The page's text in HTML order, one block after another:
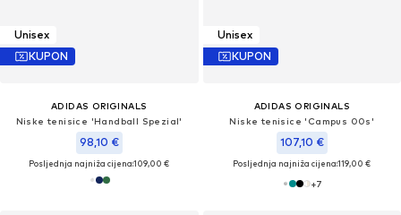
Unisex
KUPON
ADIDAS ORIGINALS
Niske tenisice 'Handball Spezial'
98,10 €
Posljednja najniža cijena:109,00 €
Unisex
KUPON
ADIDAS ORIGINALS
Niske tenisice 'Campus 00s'
107,10 €
Posljednja najniža cijena:119,00 €
+7